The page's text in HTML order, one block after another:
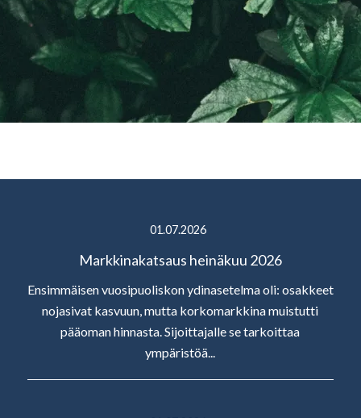
01.07.2026
Markkinakatsaus heinäkuu 2026
Ensimmäisen vuosipuoliskon ydinasetelma oli: osakkeet
nojasivat kasvuun, mutta korkomarkkina muistutti
pääoman hinnasta. Sijoittajalle se tarkoittaa
ympäristöä...